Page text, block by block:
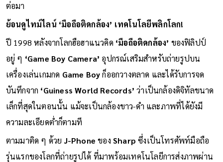
ต่อมา
ย้อนดูไทม์ไลน์ ‘มือถือติดกล้อง’ เทคโนโลยีพลิกโลก!
ปี 1998 หลังจากโลกฮือฮาแนวคิด ‘มือถือติดกล้อง’ ของฟิลิปป์
อยู่ ๆ ‘Game Boy Camera’ อุปกรณ์เสริมสำหรับถ่ายรูปบน
เครื่องเล่นเกมกด Game Boyก็ออกวางตลาด และได้รับการจด
บันทึกจาก ‘Guiness World Records’ว่าเป็นกล้องดิจิทัลขนาด
เล็กที่สุดในตอนนั้น แม้จะเป็นกล้องขาว-ดำ และภาพที่ได้ยังมี
ความละเอียดต่ำก็ตามที
ตามมาติด ๆ ด้วยJ-Phone ของSharpซึ่งเป็นโทรศัพท์มือถือ
รุ่นแรกของโลกที่ถ่ายรูปได้ ที่มาพร้อมเทคโนโลยีการส่งภาพผ่าน